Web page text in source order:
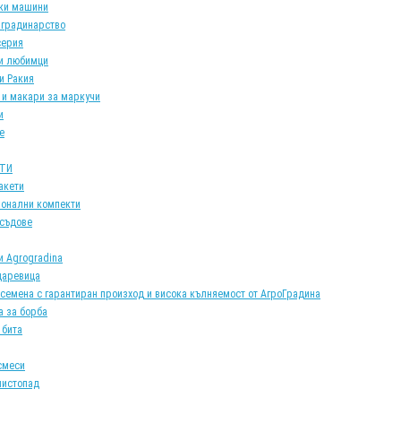
машини
любимци
Ракия
и макари за маркучи
компекти
Agrogradina
с гарантиран произход и висока кълняемост от АгроГрадина
за борба